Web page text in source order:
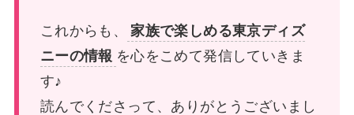
これからも、
家族で楽しめる東京ディズ
ニーの情報 を心をこめて発信していきま
す♪
読んでくださって、ありがとうございまし